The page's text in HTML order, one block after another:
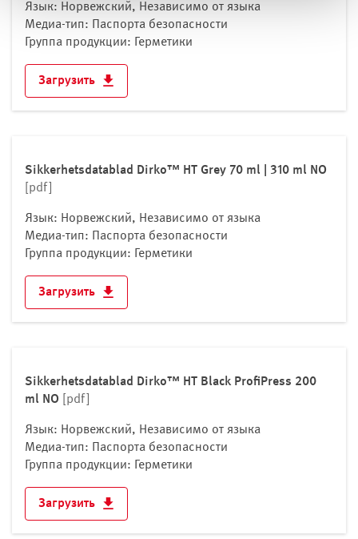
Язык: Норвежский, Независимо от языка
Медиа-тип: Паспорта безопасности
Группа продукции: Герметики
Загрузить
Sikkerhetsdatablad Dirko™ HT Grey 70 ml | 310 ml NO
[pdf]
Язык: Норвежский, Независимо от языка
Медиа-тип: Паспорта безопасности
Группа продукции: Герметики
Загрузить
Sikkerhetsdatablad Dirko™ HT Black ProfiPress 200
ml NO
[pdf]
Язык: Норвежский, Независимо от языка
Медиа-тип: Паспорта безопасности
Группа продукции: Герметики
Загрузить